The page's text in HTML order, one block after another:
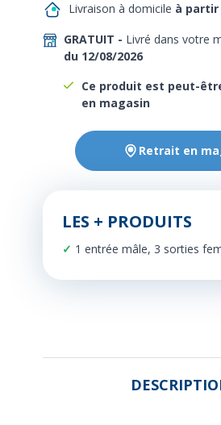
GRATUIT - Livré dans votre
du 12/08/2026
Livraison à domicile à partir
Ce produit est peut-
en magasin
Retrait en
LES + PRODUITS
1 entrée mâle, 3 sorties